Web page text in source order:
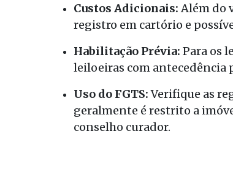
Custos Adicionais:Além do
registro em cartório e
Habilitação Prévia: Para os
leiloeiras com antecedência
Uso do FGTS:Verifique as
geralmente é restrito a
conselho curador.